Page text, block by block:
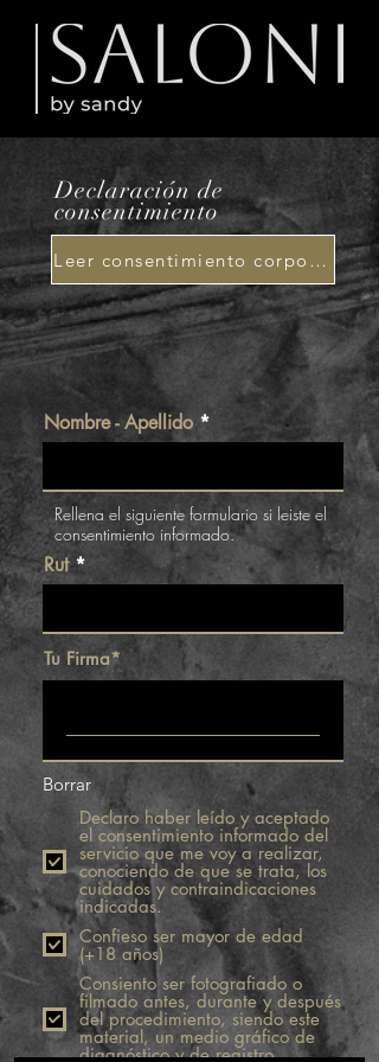
Declaración de
consentimiento
Leer consentimiento corporal
Nombre - Apellido
Rellena el siguiente formulario si leiste el
consentimiento informado.
Rut
Tu Firma
Borrar
Declaro haber leído y aceptado
el consentimiento informado del
servicio que me voy a realizar,
conociendo de que se trata, los
cuidados y contraindicaciones
indicadas.
Confieso ser mayor de edad
(+18 años)
Consiento ser fotografiado o
filmado antes, durante y después
del procedimiento, siendo este
material, un medio gráfico de
diagnóstico y de registro.